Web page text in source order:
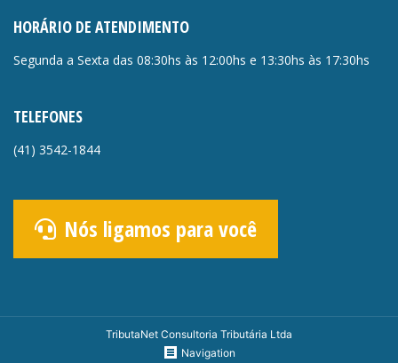
HORÁRIO DE ATENDIMENTO
Segunda a Sexta das 08:30hs às 12:00hs e 13:30hs às 17:30hs
TELEFONES
(41) 3542-1844
Nós ligamos para você
TributaNet Consultoria Tributária Ltda
Navigation